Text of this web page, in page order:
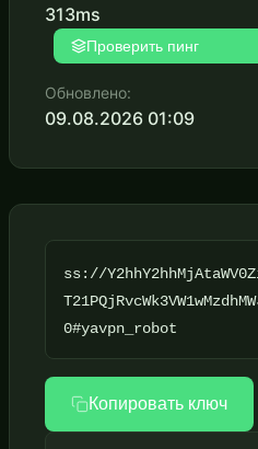
313ms
Проверить пинг
Обновлено:
09.08.2026 01:09
ss://
0#yavpn_robot
Копировать ключ